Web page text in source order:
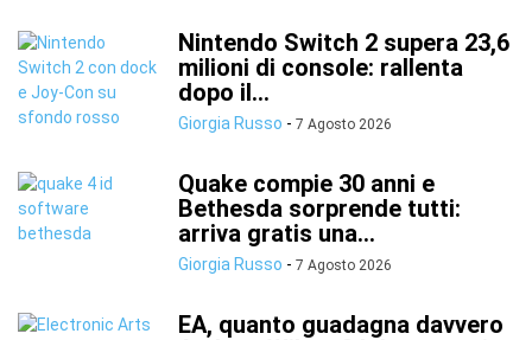
Nintendo Switch 2 supera 23,6
milioni di console: rallenta
dopo il...
Giorgia Russo - 7 Agosto 2026
Quake compie 30 anni e
Bethesda sorprende tutti:
arriva gratis una...
Giorgia Russo - 7 Agosto 2026
EA, quanto guadagna davvero